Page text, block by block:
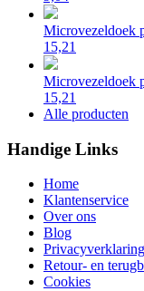
Microvezeldoek
15,21
Microvezeldoek
15,21
Alle producten
Handige Links
Home
Klantenservice
Over ons
Blog
Privacyverklaring
Retour- en
Cookies